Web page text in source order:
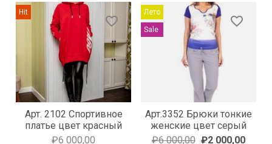
favorite_border
Hit
Арт. 2102 Спортивное
платье цвет красный
₽6 000,00
favorite_border
Лето
Sale
Арт.3352 Брюки тонкие
женские цвет серый
₽6 000,00 ₽2 000,00